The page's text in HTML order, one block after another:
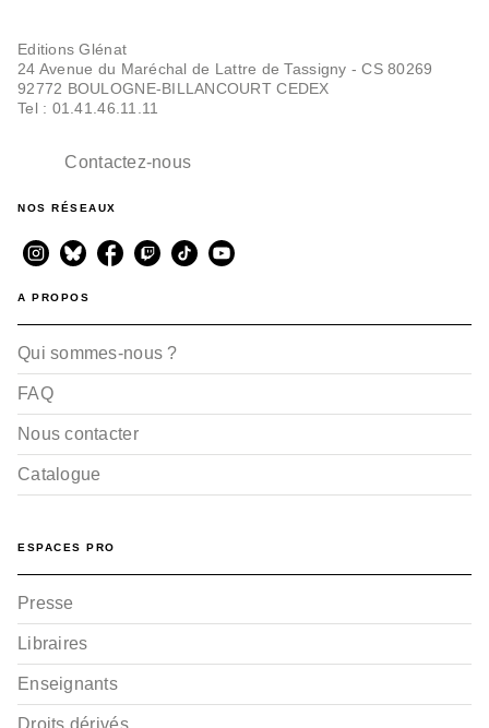
Editions Glénat
24 Avenue du Maréchal de Lattre de Tassigny - CS 80269
92772 BOULOGNE-BILLANCOURT CEDEX
Tel : 01.41.46.11.11
Contactez-nous
NOS RÉSEAUX
A PROPOS
Qui sommes-nous ?
FAQ
Nous contacter
Catalogue
ESPACES PRO
Presse
Libraires
Enseignants